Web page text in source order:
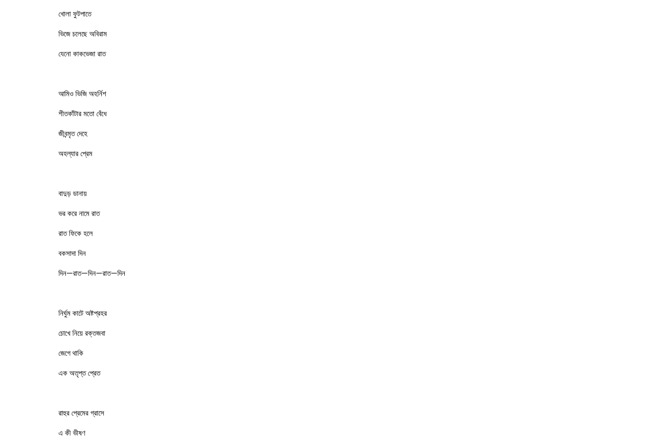
খোলা ফুটপাতে
ভিজে চলেছে অবিরাম
যেনো কাকভেজা রাত
আমিও ভিজি অহর্নিশ
শীতকাঁটার মতো বেঁধে
জীবন্মৃত দেহে
অহল্যার প্রেম
বাদুড় ডানায়
ভর করে নামে রাত
রাত ফিকে হলে
বকসাদা দিন
দিন—রাত—দিন—রাত—দিন
নির্ঘুম কাটে অষ্টপ্রহর
চোখে নিয়ে রক্তজবা
জেগে থাকি
এক অতৃপ্ত প্রেত
রাহুর প্রেমের গ্রাসে
এ কী ভীষণ